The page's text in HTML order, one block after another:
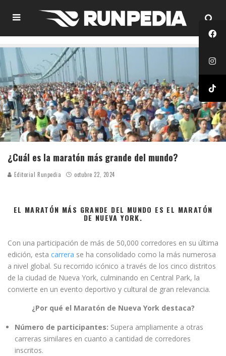
¿Cuál es la maratón más grande del mundo?
Editorial Runpedia octubre 22, 2024
EL MARATÓN MÁS GRANDE DEL MUNDO ES EL MARATÓN
DE NUEVA YORK.
Con una participación de más de 50,000 corredores en su última
edición, esta carrera se ha consolidado como la más numerosa
a nivel global. Su recorrido icónico a través de los cinco distritos
de la ciudad de Nueva York, culminando en Central Park, la
convierte en un evento deportivo y cultural de gran relevancia.
¿Por qué el Maratón de Nueva York destaca?
Número de participantes: Supera ampliamente a otras
carreras similares en cuanto a cantidad de corredores
inscritos.